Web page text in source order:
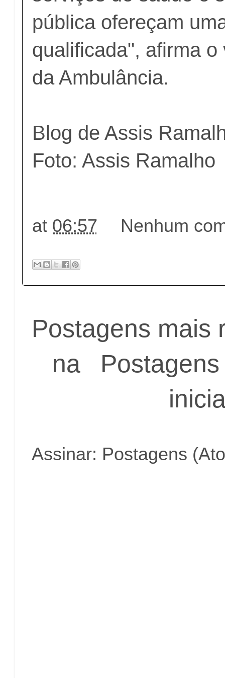
pública ofereçam
qualificada", afirma
da Ambulância.
Blog de Assis
Foto: Assis
at 06:57 Nenhum
Postagens mais
na
Assinar: Postagens